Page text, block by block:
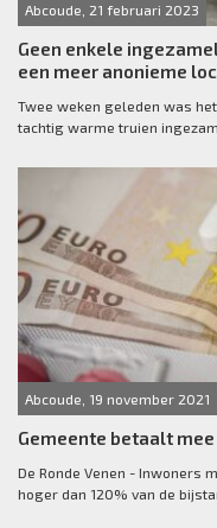
Abcoude, 21 februari 2023
Geen enkele
een meer anonieme
Twee weken geleden was
tachtig warme truien
Abcoude, 19 november 2021
Gemeente betaalt
De Ronde Venen - Inwoners
hoger dan 120% van de